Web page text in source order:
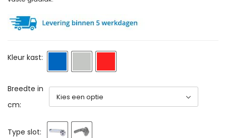
Kleur kast:
Breedte in
cm:
Type slot: